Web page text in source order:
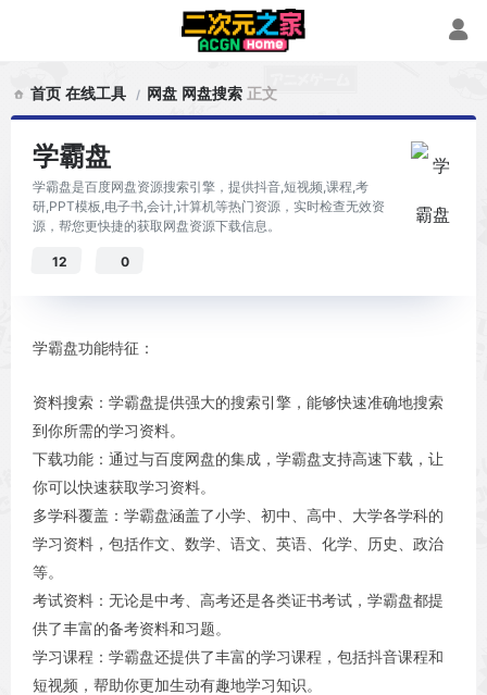
首页 在线工具 网盘 网盘搜索 正文
学霸盘
学霸盘是百度网盘资源搜索引擎，提供抖音,短视频,课程,考
研,PPT模板,电子书,会计,计算机等热门资源，实时检查无效资
源，帮您更快捷的获取网盘资源下载信息。
12 0
学霸盘功能特征：
资料搜索：学霸盘提供强大的搜索引擎，能够快速准确地搜索
到你所需的学习资料。
下载功能：通过与百度网盘的集成，学霸盘支持高速下载，让
你可以快速获取学习资料。
多学科覆盖：学霸盘涵盖了小学、初中、高中、大学各学科的
学习资料，包括作文、数学、语文、英语、化学、历史、政治
等。
考试资料：无论是中考、高考还是各类证书考试，学霸盘都提
供了丰富的备考资料和习题。
学习课程：学霸盘还提供了丰富的学习课程，包括抖音课程和
短视频，帮助你更加生动有趣地学习知识。